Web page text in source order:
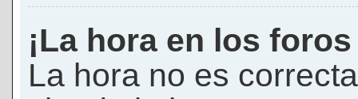
¡La hora en los
La hora no es